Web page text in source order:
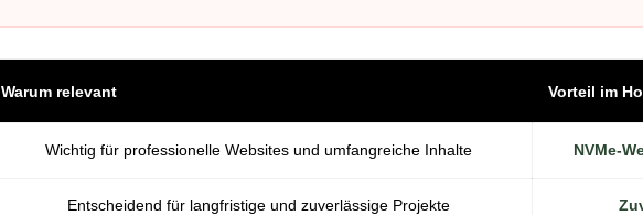
Warum relevant Vorteil im
Wichtig für professionelle Websites und umfangreiche Inhalte NVMe-
Entscheidend für langfristige und zuverlässige Projekte